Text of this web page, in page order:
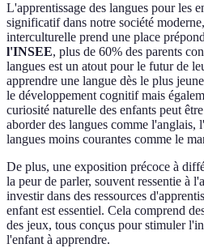
L'apprentissage des langues pour les
significatif dans notre société
interculturelle prend une place
l'INSEE, plus de 60% des parents
langues est un atout pour le futur de
apprendre une langue dès le plus
le développement cognitif mais
curiosité naturelle des enfants peut
aborder des langues comme l'anglais,
langues moins courantes comme le
De plus, une exposition précoce à
la peur de parler, souvent ressentie à
investir dans des ressources
enfant est essentiel. Cela comprend
des jeux, tous conçus pour stimuler
l'enfant à apprendre.